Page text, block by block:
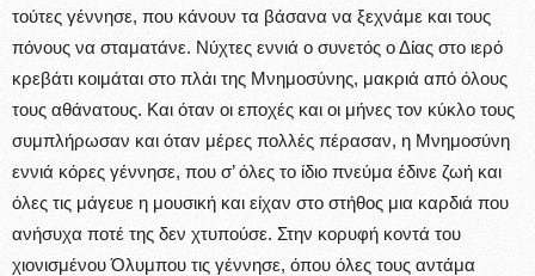
τούτες γέννησε, που κάνουν τα βάσανα να ξεχνάμε και τους
πόνους να σταματάνε. Νύχτες εννιά ο συνετός ο Δίας στο ιερό
κρεβάτι κοιμάται στο πλάι της Μνημοσύνης, μακριά από όλους
τους αθάνατους. Και όταν οι εποχές και οι μήνες τον κύκλο τους
συμπλήρωσαν και όταν μέρες πολλές πέρασαν, η Μνημοσύνη
εννιά κόρες γέννησε, που σ’ όλες το ίδιο πνεύμα έδινε ζωή και
όλες τις μάγευε η μουσική και είχαν στο στήθος μια καρδιά που
ανήσυχα ποτέ της δεν χτυπούσε. Στην κορυφή κοντά του
χιονισμένου Όλυμπου τις γέννησε, όπου όλες τους αντάμα